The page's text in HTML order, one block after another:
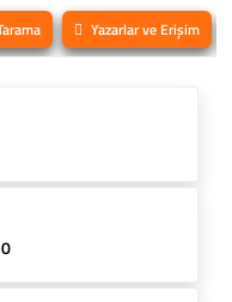
Yazarlar ve Erişim